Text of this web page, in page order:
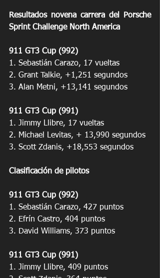
Resultados novena carrera del Porsche
Sprint Challenge North America
911 GT3 Cup (992)
1. Sebastián Carazo, 17 vueltas
2. Grant Talkie, +1,251 segundos
3. Alan Metni, +13,141 segundos
911 GT3 Cup (991)
1. Jimmy Llibre, 17 vueltas
2. Michael Levitas, + 13,990 segundos
3. Scott Zdanis, +18,553 segundos
Clasificación de pilotos
911 GT3 Cup (992)
1. Sebastián Carazo, 427 puntos
2. Efrín Castro, 404 puntos
3. David Williams, 373 puntos
911 GT3 Cup (991)
1. Jimmy Llibre, 409 puntos